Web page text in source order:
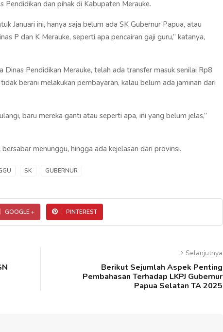
Pendidikan dan pihak di Kabupaten Merauke.
Januari ini, hanya saja belum ada SK Gubernur Papua, atau
P dan K Merauke, seperti apa pencairan gaji guru,” katanya,
Pendidikan Merauke, telah ada transfer masuk senilai Rp8
berani melakukan pembayaran, kalau belum ada jaminan dari
baru mereka ganti atau seperti apa, ini yang belum jelas,”
menunggu, hingga ada kejelasan dari provinsi.
SK GUBERNUR
GOOGLE + PINTEREST
Selanjutnya
Berikut Sejumlah Aspek Penting
Pembahasan Terhadap LKPJ Gubernur
Papua Selatan TA 2025